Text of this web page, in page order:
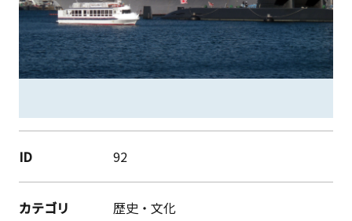
ID 92
カテゴリ 歴史・文化